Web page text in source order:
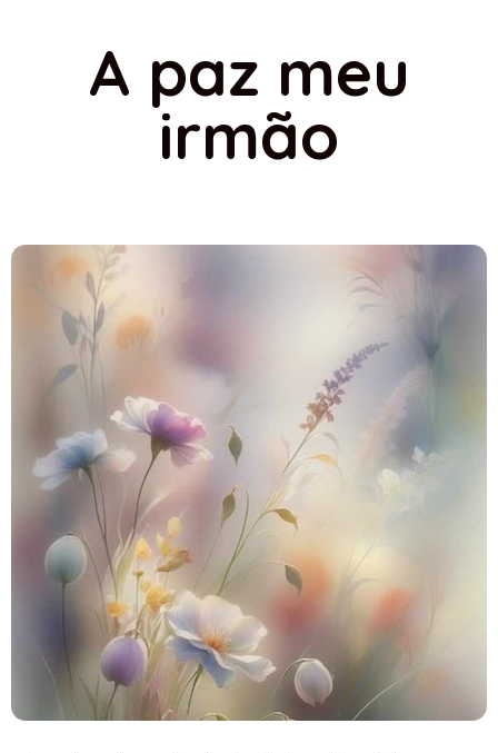
A paz meu
irmão